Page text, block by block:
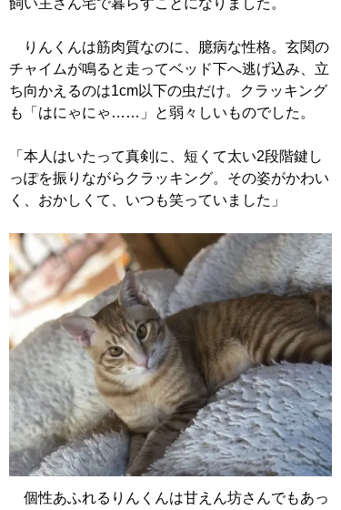
飼い主さん宅で暮らすことになりました。
りんくんは筋肉質なのに、臆病な性格。玄関の
チャイムが鳴ると走ってベッド下へ逃げ込み、立
ち向かえるのは1cm以下の虫だけ。クラッキング
も「はにゃにゃ……」と弱々しいものでした。
「本人はいたって真剣に、短くて太い2段階鍵し
っぽを振りながらクラッキング。その姿がかわい
く、おかしくて、いつも笑っていました」
個性あふれるりんくんは甘えん坊さんでもあっ